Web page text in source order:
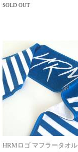
SOLD OUT
HRMロゴ マフラータオル